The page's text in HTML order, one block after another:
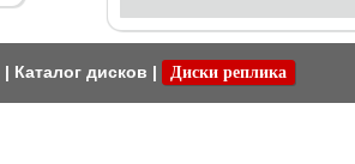
| Каталог дисков | Диски реплика